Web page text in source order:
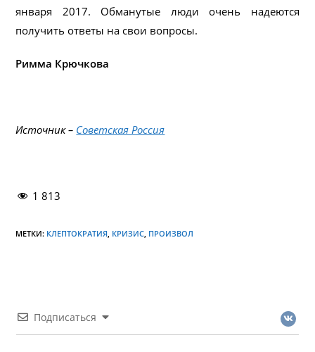
января 2017. Обманутые люди очень надеются
получить ответы на свои вопросы.
Римма Крючкова
Источник – Советская Россия
1 813
МЕТКИ: КЛЕПТОКРАТИЯ, КРИЗИС, ПРОИЗВОЛ
Подписаться